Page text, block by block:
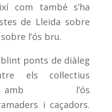
com també s’ha
de Lleida sobre
l’ós bru.
ponts de diàleg
els col·lectius
l’ós
i caçadors.